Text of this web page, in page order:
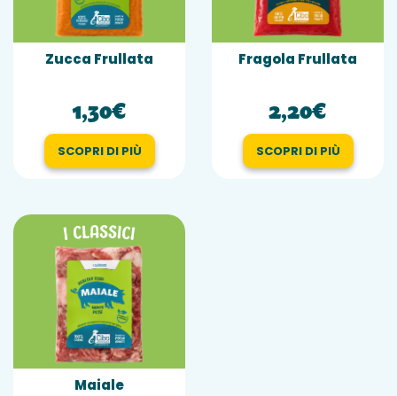
Zucca Frullata
1,30€
SCOPRI DI PIÙ
Fragola Frullata
2,20€
SCOPRI DI PIÙ
Maiale